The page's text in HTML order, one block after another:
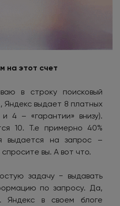
на этот счет
в строку поисковый
Яндекс выдает 8 платных
и 4 – «гарантии» внизу).
10. Т.е примерно 40%
выдается на запрос –
вы. А вот что.
задачу − выдавать
по запросу. Да,
в своем блоге